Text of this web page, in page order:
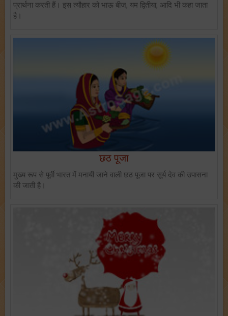
प्रार्थना करती हैं। इस त्यौहार को भाऊ बीज, यम द्वितीया, आदि भी कहा जाता
है।
छठ पूजा
मुख्य रूप से पूर्वी भारत में मनायी जाने वाली छठ पूजा पर सूर्य देव की उपासना
की जाती है।